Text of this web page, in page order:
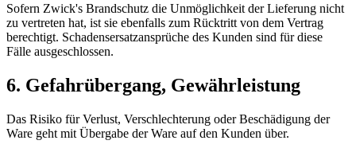
Sofern Zwick's Brandschutz die Unmöglichkeit der Lieferung nicht
zu vertreten hat, ist sie ebenfalls zum Rücktritt von dem Vertrag
berechtigt. Schadensersatzansprüche des Kunden sind für diese
Fälle ausgeschlossen.
6. Gefahrübergang, Gewährleistung
Das Risiko für Verlust, Verschlechterung oder Beschädigung der
Ware geht mit Übergabe der Ware auf den Kunden über.